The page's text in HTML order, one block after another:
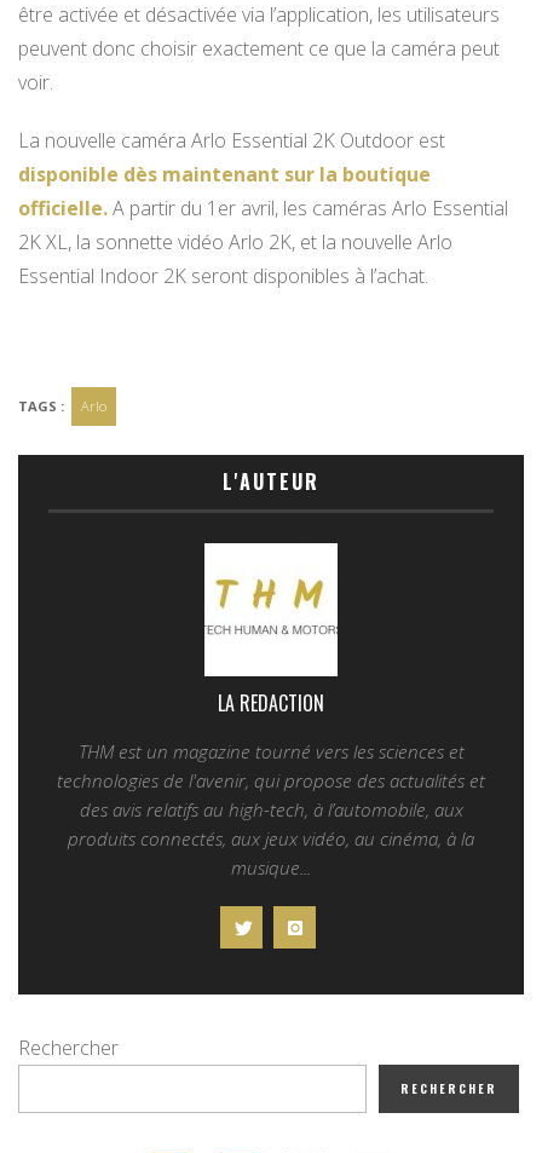
être activée et désactivée via l’application, les utilisateurs
peuvent donc choisir exactement ce que la caméra peut
voir.
La nouvelle caméra Arlo Essential 2K Outdoor est
disponible dès maintenant sur la boutique
officielle.A partir du 1er avril, les caméras Arlo Essential
2K XL, la sonnette vidéo Arlo 2K, et la nouvelle Arlo
Essential Indoor 2K seront disponibles à l’achat.
TAGS : Arlo
L'AUTEUR
LA REDACTION
THM est un magazine tourné vers les sciences et
technologies de l'avenir, qui propose des actualités et
des avis relatifs au high-tech, à l’automobile, aux
produits connectés, aux jeux vidéo, au cinéma, à la
musique...
Rechercher
RECHERCHER